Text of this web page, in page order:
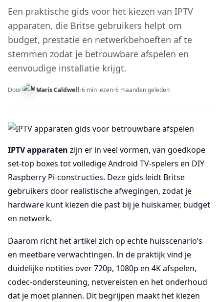
Een praktische gids voor het kiezen van IPTV
apparaten, die Britse gebruikers helpt om
budget, prestatie en netwerkbehoeften af te
stemmen zodat je betrouwbare afspelen en
eenvoudige installatie krijgt.
Door Maris Caldwell•6 min lezen•6 maanden geleden
IPTV apparaten zijn er in veel vormen, van goedkope
set-top boxes tot volledige Android TV-spelers en DIY
Raspberry Pi-constructies. Deze gids leidt Britse
gebruikers door realistische afwegingen, zodat je
hardware kunt kiezen die past bij je huiskamer, budget
en netwerk.
Daarom richt het artikel zich op echte huisscenario’s
en meetbare verwachtingen. In de praktijk vind je
duidelijke notities over 720p, 1080p en 4K afspelen,
codec-ondersteuning, netvereisten en het onderhoud
dat je moet plannen. Dit begrijpen maakt het kiezen